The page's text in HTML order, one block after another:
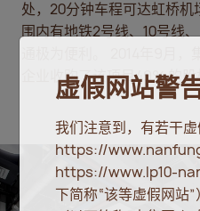
处，20分钟车程可达虹桥
围内有地铁2号线、10号线
企业收购了该项目49% 的股
虚假网站警
我们注意到，有若干
https://
https://www.lp10-
下简称“该等虚假网站